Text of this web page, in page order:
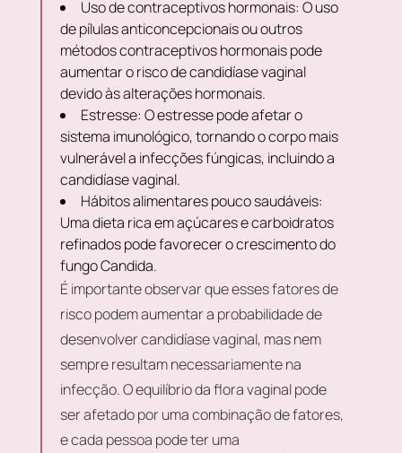
Uso de contraceptivos hormonais: O uso
de pílulas anticoncepcionais ou outros
métodos contraceptivos hormonais pode
aumentar o risco de candidíase vaginal
devido às alterações hormonais.
Estresse: O estresse pode afetar o
sistema imunológico, tornando o corpo mais
vulnerável a infecções fúngicas, incluindo a
candidíase vaginal.
Hábitos alimentares pouco saudáveis:
Uma dieta rica em açúcares e carboidratos
refinados pode favorecer o crescimento do
fungo Candida.
É importante observar que esses fatores de
risco podem aumentar a probabilidade de
desenvolver candidíase vaginal, mas nem
sempre resultam necessariamente na
infecção. O equilíbrio da flora vaginal pode
ser afetado por uma combinação de fatores,
e cada pessoa pode ter uma